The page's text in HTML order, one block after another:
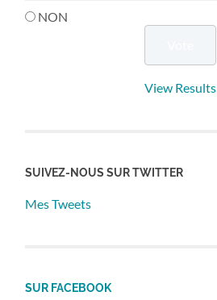
NON
View Results
SUIVEZ-NOUS SUR TWITTER
Mes Tweets
SUR FACEBOOK